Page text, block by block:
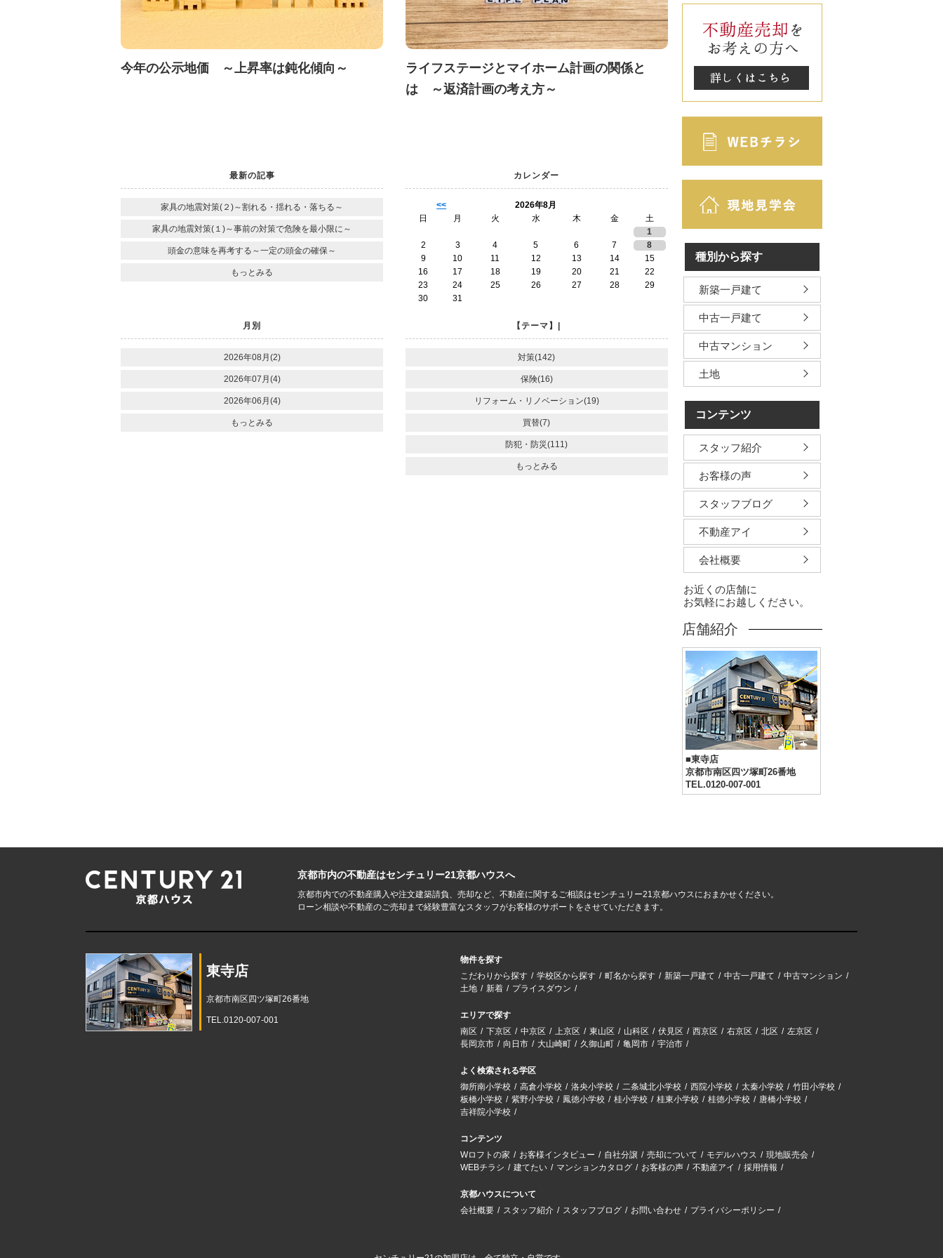
今年の公示地価 ～上昇率は鈍化傾向～
ライフステージとマイホーム計画の関係と
は ～返済計画の考え方～
最新の記事
家具の地震対策(２)～割れる・揺れる・落ちる～
家具の地震対策(１)～事前の対策で危険を最小限に～
頭金の意味を再考する～一定の頭金の確保～
もっとみる
カレンダー
<<
2026年8月
日
月 火 水 木 金
土
1
2
3 4 5 6 7
8
9
10 11 12 13 14
15
16
17 18 19 20 21
22
23
24 25 26 27 28
29
30
31
月別
2026年08月(2)
2026年07月(4)
2026年06月(4)
もっとみる
【テーマ】|
対策(142)
保険(16)
リフォーム・リノベーション(19)
買替(7)
防犯・防災(111)
もっとみる
種別から探す
新築一戸建て
中古一戸建て
中古マンション
土地
コンテンツ
スタッフ紹介
お客様の声
スタッフブログ
不動産アイ
会社概要
お近くの店舗に
お気軽にお越しください。
店舗紹介
■東寺店
京都市南区四ツ塚町26番地
TEL.0120-007-001
京都市内の不動産はセンチュリー21京都ハウスへ
京都市内での不動産購入や注文建築請負、売却など、不動産に関するご相談はセンチュリー21京都ハウスにおまかせください。
ローン相談や不動産のご売却まで経験豊富なスタッフがお客様のサポートをさせていただきます。
東寺店
京都市南区四ツ塚町26番地
TEL.0120-007-001
物件を探す
こだわりから探す
学校区から探す 町名から探す 新築一戸建て 中古一戸建て
中古マンション
土地
新着 プライスダウン
エリアで探す
南区
下京区 中京区 上京区 東山区 山科区 伏見区 西京区 右京区 北区
左京区
長岡京市
向日市 大山崎町 久御山町 亀岡市 宇治市
よく検索される学区
御所南小学校
高倉小学校 洛央小学校 二条城北小学校 西院小学校 太秦小学校
竹田小学校
板橋小学校
紫野小学校 鳳徳小学校 桂小学校 桂東小学校 桂徳小学校
唐橋小学校
吉祥院小学校
コンテンツ
Wロフトの家
お客様インタビュー 自社分譲 売却について モデルハウス
現地販売会
WEBチラシ
建てたい マンションカタログ お客様の声 不動産アイ 採用情報
京都ハウスについて
会社概要
スタッフ紹介 スタッフブログ お問い合わせ プライバシーポリシー